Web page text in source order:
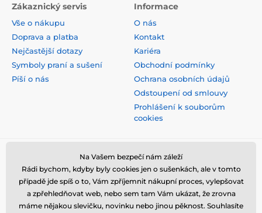
Zákaznický servis
Vše o nákupu
Doprava a platba
Nejčastější dotazy
Symboly praní a sušení
Píší o nás
Informace
O nás
Kontakt
Kariéra
Obchodní podmínky
Ochrana osobních údajů
Odstoupení od smlouvy
Prohlášení k souborům
cookies
Bezpečná platba kartou
Na Vašem bezpečí nám záleží
Rádi bychom, kdyby byly cookies jen o sušenkách, ale v tomto
případě jde spíš o to, Vám zpříjemnit nákupní proces, vylepšovat
a zpřehledňovat web, nebo sem tam Vám ukázat, že zrovna
máme nějakou slevičku, novinku nebo jinou pěknost. Souhlasíte